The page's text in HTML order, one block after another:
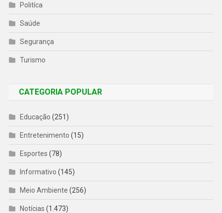
Politíca
Saúde
Segurança
Turismo
CATEGORIA POPULAR
Educação (251)
Entretenimento (15)
Esportes (78)
Informativo (145)
Meio Ambiente (256)
Notícias (1.473)